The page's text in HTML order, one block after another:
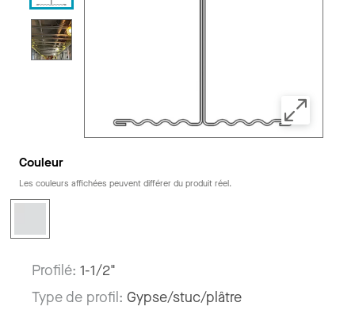
Couleur
Les couleurs affichées peuvent différer du produit réel.
Profilé: 1-1/2"
Type de profil: Gypse/stuc/plâtre